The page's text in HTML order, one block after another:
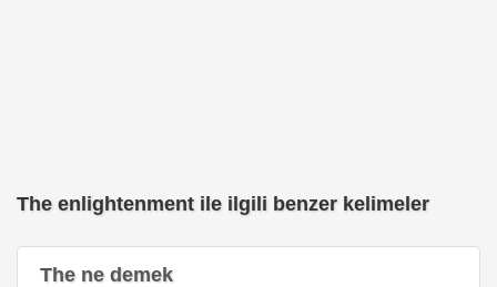
The enlightenment ile ilgili benzer kelimeler
The ne demek